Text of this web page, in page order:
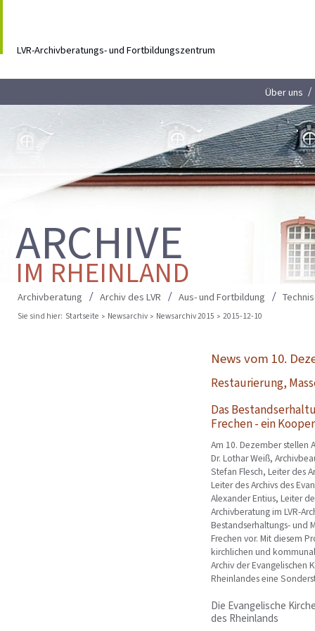
LVR-Archivberatungs- und Fortbildungszentrum
Über uns
ARCHIVE
IM RHEINLAND
Archivberatung Archiv des LVR Aus- und Fortbildung
Sie sind hier: Startseite Newsarchiv Newsarchiv 2015 2015-12-10
News vom 10.
Restaurierung,
Das
Frechen - ein
Am 10. Dezember stellen
Dr. Lothar Weiß,
Stefan Flesch, Leiter des
Leiter des Archivs des
Alexander Entius, Leiter
Archivberatung im LVR-
Bestandserhaltungs- und
Frechen vor. Mit diesem
kirchlichen und
Archiv der Evangelischen
Rheinlandes eine
Die Evangelische
des Rheinlands